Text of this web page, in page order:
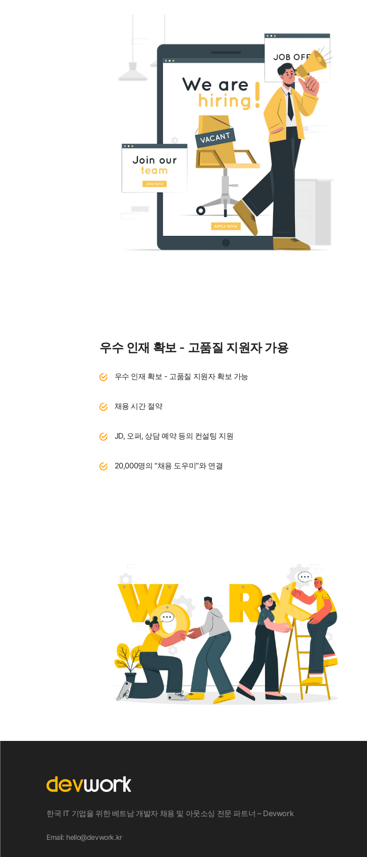
우수 인재 확보 - 고품질 지원자 가용
우수 인재 확보 - 고품질 지원자 확보 가능
채용 시간 절약
JD, 오퍼, 상담 예약 등의 컨설팅 지원
20,000명의 “채용 도우미”와 연결
한국 IT 기업을 위한 베트남 개발자 채용 및 아웃소싱 전문 파트너 – Devwork
Email: hello@devwork.kr